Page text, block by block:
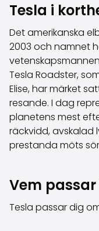
SakaVarma
SakaKasko
Finansiering
Hemleverans
SakaVarma för
Tillbehör till bilen
Dragkrokar
Däck till din bil
Köpa bil på distans
Saka Select
Nyheter och
Företag
Saka Finland Oy
Administration
Tesla i
Det amerikanska
2003 och namnet
Tesla Roadster,
Elise, har märket
resande. I dag
planetens mest
räckvidd,
prestanda möts
Vem passar
Tesla passar dig